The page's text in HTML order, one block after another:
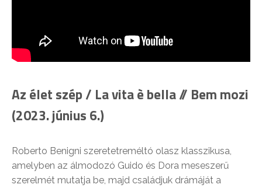
Az élet szép / La vita è bella // Bem mozi
(2023. június 6.)
Roberto Benigni szeretetreméltó olasz klasszikusa,
amelyben az álmodozó Guido és Dora meseszerű
szerelmét mutatja be, majd családjuk drámáját a